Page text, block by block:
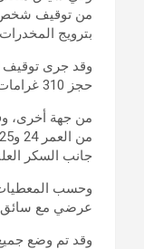
بترويج المخدرات.
وقد جرى توقيف
حجز 310 غرامات من الشيرا و4 غرامات من الكوكايين، ليتم إخضاعه لتدبير الحراسة النظرية في إطار البحث القضائي.
من جهة أخرى،
جانب السكر
وحسب المعطيات
عرضي مع سائق
وقد تم وضع